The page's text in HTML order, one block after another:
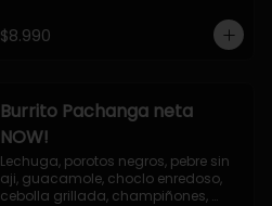
$8.990
Burrito Pachanga neta
NOW!
Lechuga, porotos negros, pebre sin
aji, guacamole, choclo enredoso,
cebolla grillada, champiñones,